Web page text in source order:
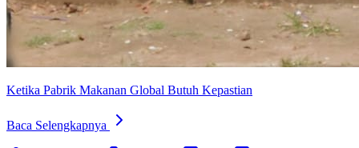
Ketika Pabrik Makanan Global Butuh Kepastian
Baca Selengkapnya